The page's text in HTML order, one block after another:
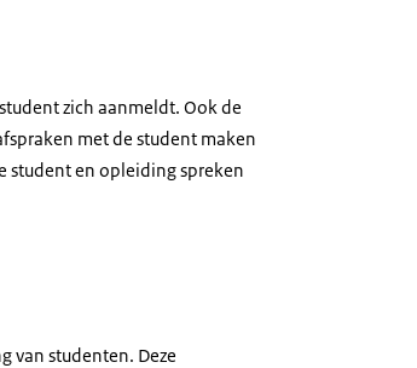
zich aanmeldt. Ook de
met de student maken
student en opleiding spreken
van studenten. Deze